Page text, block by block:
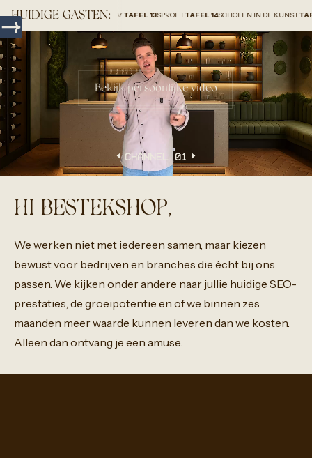
HUIDIGE GASTEN:
GROUP HOLLAND B.V.TAFEL 13SPROETTAFEL 14SCHOLEN IN DE KUNST TAFEL 15
Bekijk persoonlijke video
CHANNEL 01
HI BESTEKSHOP,
We werken niet met iedereen samen, maar kiezen
bewustvoor bedrijven en branches die écht bij ons
passen. We kijken onderandere naar jullie huidige SEO-
prestaties, de groeipotentie en ofwe binnen zes
maanden meerwaarde kunnen leveren dan we kosten.
Alleen dan ontvang je een amuse.